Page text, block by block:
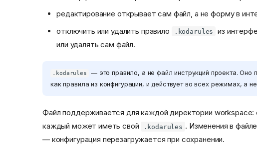
редактирование открывает сам файл, а не форму в
отключить или удалить правило
.kodarules
из
или удалять сам файл.
.kodarules — это правило, а не файл инструкций проекта. Оно
как правила из конфигурации, и действует во всех режимах, а не
Файл поддерживается для каждой директории workspace:
каждый может иметь свой
.kodarules . Изменения в
— конфигурация перезагружается при сохранении.